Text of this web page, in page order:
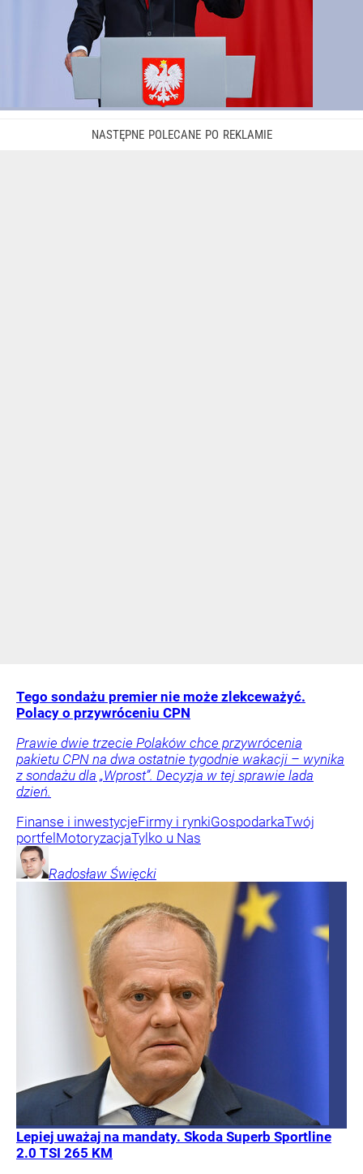
Tego sondażu premier nie może zlekceważyć.
Polacy o przywróceniu CPN
Prawie dwie trzecie Polaków chce przywrócenia
pakietu CPN na dwa ostatnie tygodnie wakacji – wynika
z sondażu dla „Wprost”. Decyzja w tej sprawie lada
dzień.
Finanse i inwestycjeFirmy i rynkiGospodarkaTwój
portfel MotoryzacjaTylko u Nas
Radosław Święcki
Lepiej uważaj na mandaty. Skoda Superb Sportline
2.0 TSI 265 KM